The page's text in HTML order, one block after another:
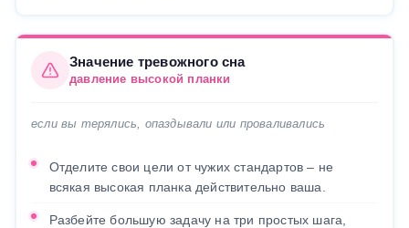
Значение тревожного сна
давление высокой планки
если вы терялись, опаздывали или проваливались
Отделите свои цели от чужих стандартов – не
всякая высокая планка действительно ваша.
Разбейте большую задачу на три простых шага,